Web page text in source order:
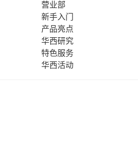
营业部
新手入门
产品亮点
华西研究
特色服务
华西活动